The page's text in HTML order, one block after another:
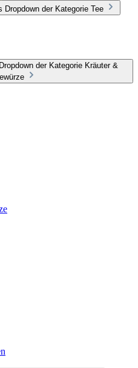
der Kategorie Tee
der Kategorie Kräuter &